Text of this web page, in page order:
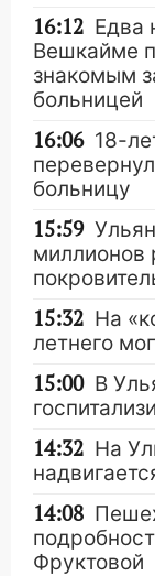
16:12 Едва
Вешкайме
знакомым
больницей
16:06 18-
больницу
15:59
миллионов
15:32 На
летнего
15:00 В
14:32 На
14:08
Фруктовой